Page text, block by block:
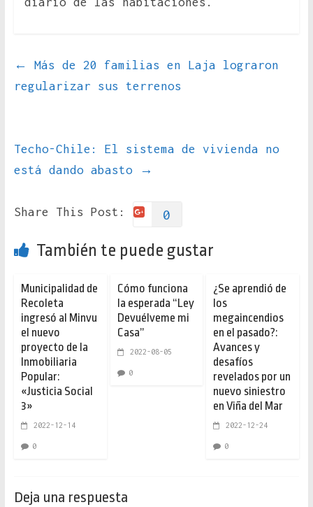
←
Más de 20 familias en Laja lograron
regularizar sus terrenos
Techo-Chile: El sistema de vivienda no
está dando abasto
→
Share This Post: 0
También te puede gustar
Municipalidad de
Recoleta
ingresó al Minvu
el nuevo
proyecto de la
Inmobiliaria
Popular:
«Justicia Social
3»
2022-12-14
0
Cómo funciona
la esperada “Ley
Devuélveme mi
Casa”
2022-08-05
0
¿Se aprendió de
los
megaincendios
en el pasado?:
Avances y
desafíos
revelados por un
nuevo siniestro
en Viña del Mar
2022-12-24
0
Deja una respuesta